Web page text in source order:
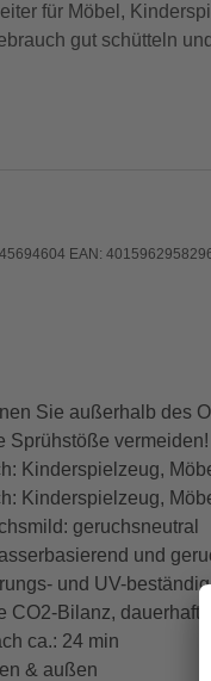
für Möbel,
gut schütteln
EAN:
Sie außerhalb des
Sprühstöße
Kinderspielzeug,
Kinderspielzeug,
geruchsneutral
und
und UV-
CO2-Bilanz,
ca.: 24 min
& außen